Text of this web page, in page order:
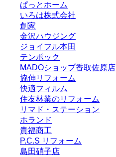
ぱっとホーム
いろは株式会社
創家
金沢ハウジング
ジョイフル本田
テンポック
MADOショップ香取佐原店
協伸リフォーム
快適フィルム
住友林業のリフォーム
リマド・ステーション
ホランド
貴福商工
P.C.S リフォーム
島田硝子店